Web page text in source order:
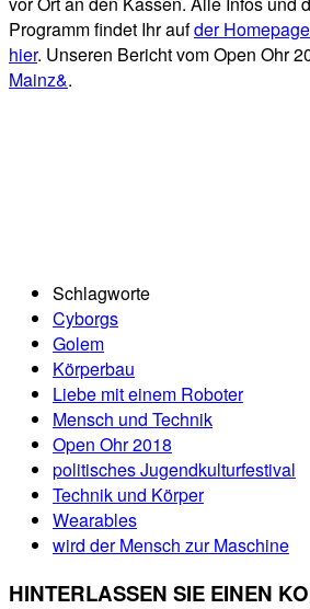
Programm findet Ihr aufder
hier. Unseren Bericht vom Open Ohr
Mainz&.
Schlagworte
Cyborgs
Golem
Körperbau
Liebe mit einem Roboter
Mensch und Technik
Open Ohr 2018
politisches Jugendkulturfestival
Technik und Körper
Wearables
wird der Mensch zur Maschine
HINTERLASSEN SIE EINEN